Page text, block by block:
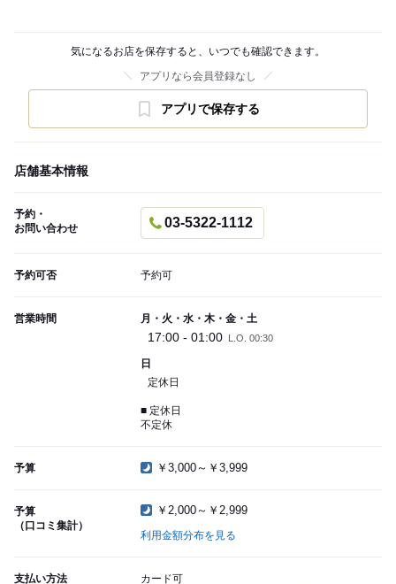
気になるお店を保存すると、いつでも確認できます。
アプリなら会員登録なし
アプリで保存する
店舗基本情報
予約・
お問い合わせ
03-5322-1112
予約可否 予約可
営業時間 月・火・水・木・金・土
17:00 - 01:00 L.O. 00:30
日
定休日
■ 定休日
不定休
予算 ￥3,000～￥3,999
予算
（口コミ集計）
￥2,000～￥2,999
利用金額分布を見る
支払い方法
カード可